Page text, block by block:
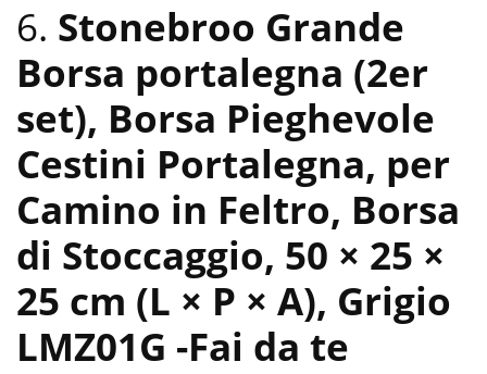
6. Stonebroo Grande
Borsa portalegna (2er
set), Borsa Pieghevole
Cestini Portalegna, per
Camino in Feltro, Borsa
di Stoccaggio, 50 × 25 ×
25 cm (L × P × A), Grigio
LMZ01G -Fai da te